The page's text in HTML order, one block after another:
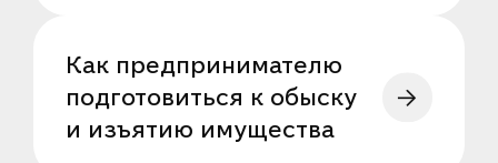
Как предпринимателю
подготовиться к обыску
и изъятию имущества